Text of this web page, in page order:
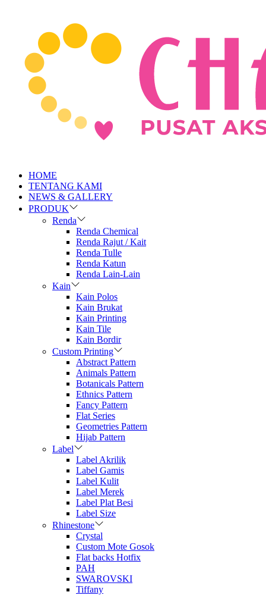
HOME
TENTANG KAMI
NEWS & GALLERY
PRODUK
Renda
Renda Chemical
Renda Rajut / Kait
Renda Tulle
Renda Katun
Renda Lain-Lain
Kain
Kain Polos
Kain Brukat
Kain Printing
Kain Tile
Kain Bordir
Custom Printing
Abstract Pattern
Animals Pattern
Botanicals Pattern
Ethnics Pattern
Fancy Pattern
Flat Series
Geometries Pattern
Hijab Pattern
Label
Label Akrilik
Label Gamis
Label Kulit
Label Merek
Label Plat Besi
Label Size
Rhinestone
Crystal
Custom Mote Gosok
Flat backs Hotfix
PAH
SWAROVSKI
Tiffany